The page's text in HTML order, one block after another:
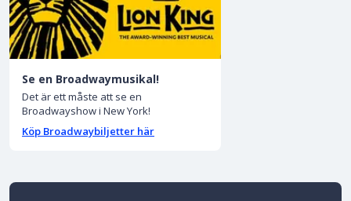
Se en Broadwaymusikal!
Det är ett måste att se en
Broadwayshow i New York!
Köp Broadwaybiljetter här